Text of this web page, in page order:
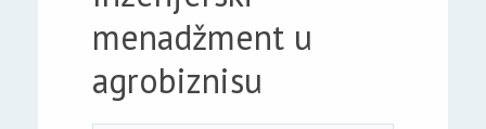
menadžment u
agrobiznisu